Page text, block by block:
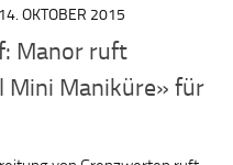
14. OKTOBER 2015
Manor ruft
Mini Maniküre» für